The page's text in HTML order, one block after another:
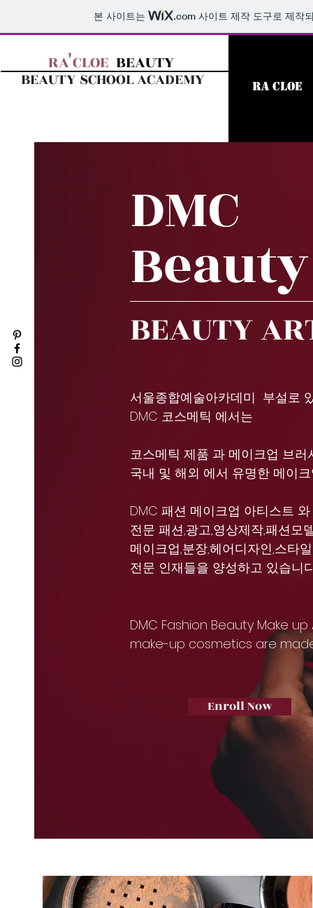
본 사이트는 .com사이트 제작 도구로 제작
RA CLOE BEAUTY
BEAUTY SCHOOL ACADEMY
'
RA CLOE
DMC
BEAUTY
서울종합예술아카데미 부설로
DMC 코스메틱 에서는
코스메틱 제품 과 메이크업 브러
국내 및 해외 에서 유명한 메이
DMC 패션 메이크업 아티스트
전문 패션,광고,영상제작,패션
메이크업,분장,헤어디자인,스타
전문 인재들을 양성하고 있습니
DMC Fashion Beauty Make
make-up cosmetics are
Enroll Now